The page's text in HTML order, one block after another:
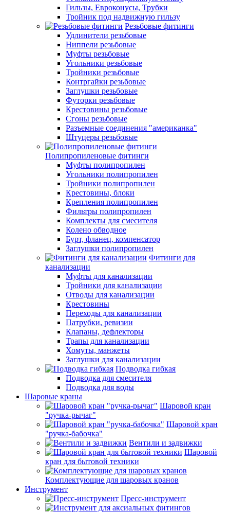
Гильзы, Евроконусы, Трубки
Тройник под надвижную гильзу
Резьбовые фитинги
Удлинители резьбовые
Ниппели резьбовые
Муфты резьбовые
Угольники резьбовые
Тройники резьбовые
Контргайки резьбовые
Заглушки резьбовые
Футорки резьбовые
Крестовины резьбовые
Сгоны резьбовые
Разъемные соединения "американка"
Штуцеры резьбовые
Полипропиленовые фитинги
Муфты полипропилен
Угольники полипропилен
Тройники полипропилен
Крестовины, блоки
Крепления полипропилен
Фильтры полипропилен
Комплекты для смесителя
Колено обводное
Бурт, фланец, компенсатор
Заглушки полипропилен
Фитинги для
канализации
Муфты для канализации
Тройники для канализации
Отводы для канализации
Крестовины
Переходы для канализации
Патрубки, ревизии
Клапаны, дефлекторы
Трапы для канализации
Хомуты, манжеты
Заглушки для канализации
Подводка гибкая
Подводка для смесителя
Подводка для воды
Шаровые краны
Шаровой кран
"ручка-рычаг"
Шаровой кран
"ручка-бабочка"
Вентили и задвижки
Шаровой
кран для бытовой техники
Комплектующие для шаровых кранов
Инструмент
Пресс-инструмент